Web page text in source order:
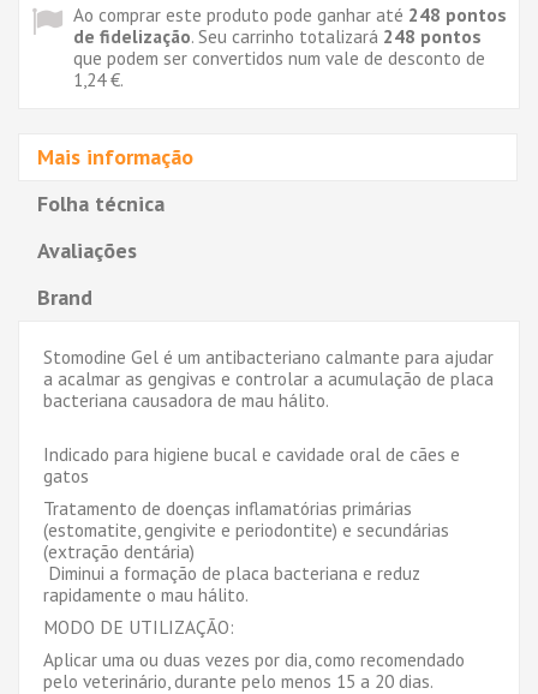
Ao comprar este produto pode ganhar até 248 pontos
de fidelização. Seu carrinho totalizará 248 pontos
que podem ser convertidos num vale de desconto de
1,24 €.
Mais informação
Folha técnica
Avaliações
Brand
Stomodine Gel é um antibacteriano calmante para ajudar
a acalmar as gengivas e controlar a acumulação de placa
bacteriana causadora de mau hálito.
Indicado para higiene bucal e cavidade oral de cães e
gatos
Tratamento de doenças inflamatórias primárias
(estomatite, gengivite e periodontite) e secundárias
(extração dentária)
Diminui a formação de placa bacteriana e reduz
rapidamente o mau hálito.
MODO DE UTILIZAÇÃO:
Aplicar uma ou duas vezes por dia, como recomendado
pelo veterinário, durante pelo menos 15 a 20 dias.